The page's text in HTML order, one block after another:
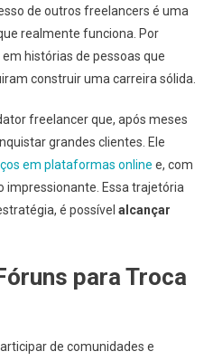
de outros freelancers é uma
realmente funciona. Por
histórias de pessoas que
construir uma carreira sólida.
freelancer que, após meses
grandes clientes. Ele
em plataformas online e, com
Essa trajetória
é possível alcançar
para Troca
de comunidades e